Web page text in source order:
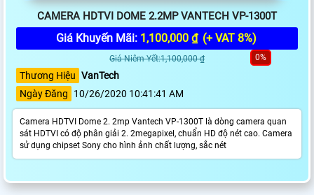
CAMERA HDTVI DOME 2.2MP VANTECH VP-1300T
Giá Khuyến Mãi: 1,100,000 ₫ (+ VAT 8%)
Giá Niêm Yết:1,100,000 ₫ 0%
Thương Hiệu VanTech
Ngày Đăng
10/26/2020 10:41:41 AM
Camera HDTVI Dome 2. 2mp Vantech VP-1300T là dòng camera quan
sát HDTVI có độ phân giải 2. 2megapixel, chuẩn HD độ nét cao. Camera
sử dụng chipset Sony cho hình ảnh chất lượng, sắc nét